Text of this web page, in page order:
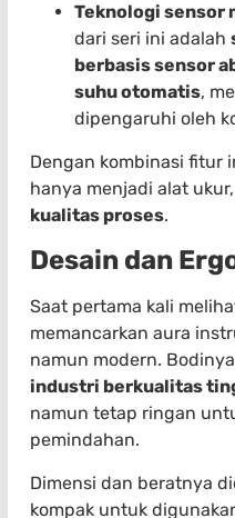
Teknologi sensor
dari seri ini adalah
berbasis sensor
suhu otomatis,
dipengaruhi oleh
Dengan kombinasi fitur
hanya menjadi alat
kualitas proses.
Desain dan
Saat pertama kali
memancarkan aura
namun modern.
industri berkualitas
namun tetap ringan
pemindahan.
Dimensi dan beratnya
kompak untuk